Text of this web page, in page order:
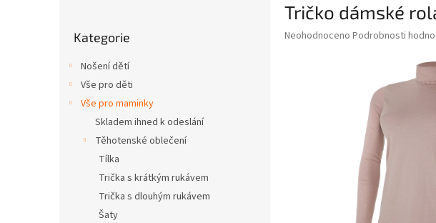
kategorie
Kategorie
Nošení dětí
Vše pro děti
Vše pro maminky
Skladem ihned k odeslání
Těhotenské oblečení
Tílka
Trička s krátkým rukávem
Trička s dlouhým rukávem
Šaty
Tričko dámské
Průměrné
Neohodnoceno Podrobnosti